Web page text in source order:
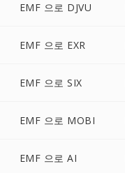
EMF 으로 DJVU
EMF 으로 EXR
EMF 으로 SIX
EMF 으로 MOBI
EMF 으로 AI